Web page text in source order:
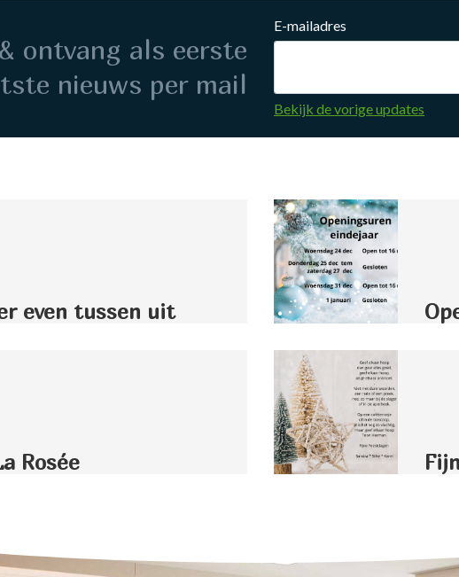
ontvang als eerste
nieuws per mail
E-mailadres
Bekijk de vorige updates
even tussen uit
Rosée